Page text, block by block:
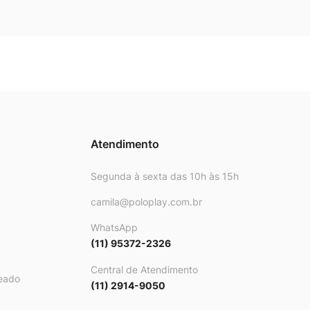
Atendimento
Segunda à sexta das 10h às 15h
camila@poloplay.com.br
WhatsApp
(11) 95372-2326
Central de Atendimento
(11) 2914-9050